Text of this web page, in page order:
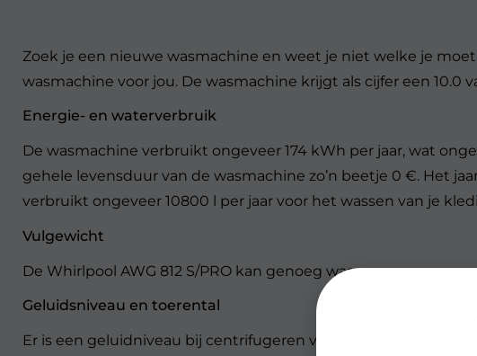
Zoek je een nieuwe wasmachine en weet je niet welke je moet
wasmachine voor jou. De wasmachine krijgt als cijfer een 10.0
Energie- en waterverbruik
De wasmachine verbruikt ongeveer 174 kWh per jaar, wat
gehele levensduur van de wasmachine zo’n beetje 0 €. Het
verbruikt ongeveer 10800 l per jaar voor het wassen van je
Vulgewicht
De Whirlpool AWG 812 S/PRO kan genoeg was wassen voor
Geluidsniveau en toerental
Er is een geluidniveau bij centrifugeren van 69 dB. 78 db